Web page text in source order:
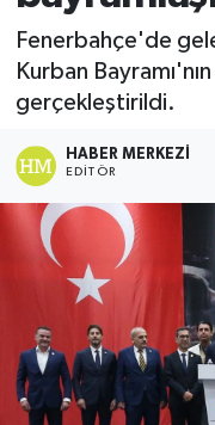
Fenerbahçe'de
Kurban
gerçekleştirildi.
HABER MERKEZI
EDITÖR